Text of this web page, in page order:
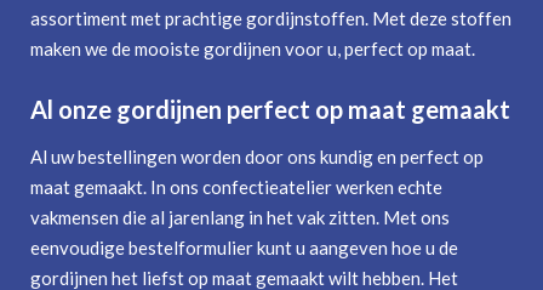
assortiment met prachtige gordijnstoffen. Met deze stoffen
maken we de mooiste gordijnen voor u, perfect op maat.
Al onze gordijnen perfect op maat gemaakt
Al uw bestellingen worden door ons kundig en perfect op
maat gemaakt. In ons confectieatelier werken echte
vakmensen die al jarenlang in het vak zitten. Met ons
eenvoudige bestelformulier kunt u aangeven hoe u de
gordijnen het liefst op maat gemaakt wilt hebben. Het